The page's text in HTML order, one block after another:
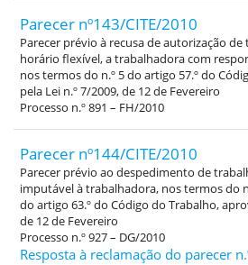
Parecer nº143/CITE/2010
Parecer prévio à recusa de autorização
horário flexível, a trabalhadora com
nos termos do n.º 5 do artigo 57.º do
pela Lei n.º 7/2009, de 12 de Fevereiro
Processo n.º 891 – FH/2010
Parecer nº144/CITE/2010
Parecer prévio ao despedimento de
imputável à trabalhadora, nos termos do
do artigo 63.º do Código do Trabalho,
de 12 de Fevereiro
Processo n.º 927 – DG/2010
Resposta à reclamação do parecer